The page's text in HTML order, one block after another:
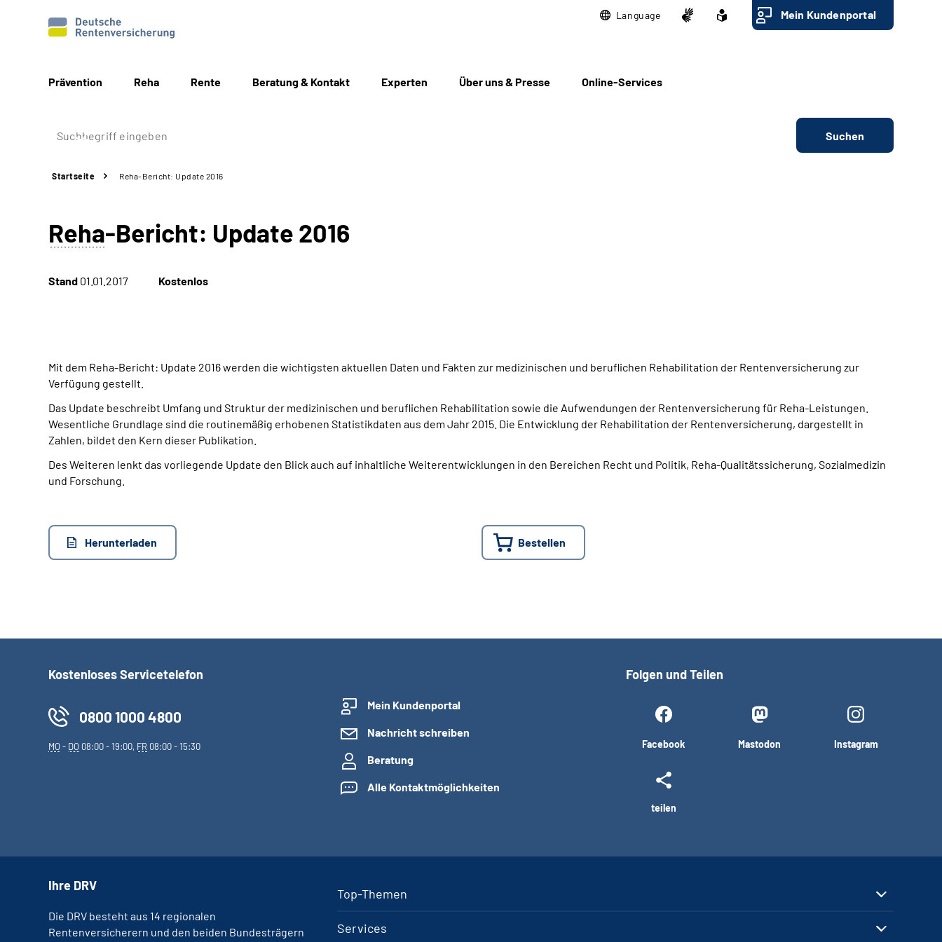
Language Mein Kundenportal
Prävention Reha Rente Beratung & Kontakt Experten Über uns & Presse Online-Services
Suchen
Startseite Reha-Bericht: Update 2016
Reha-Bericht: Update 2016
Stand 01.01.2017 Kostenlos
Mit dem Reha-Bericht: Update 2016 werden die wichtigsten aktuellen Daten und Fakten zur medizinischen und beruflichen Rehabilitation der Rentenversicherung zur
Verfügung gestellt.
Das Update beschreibt Umfang und Struktur der medizinischen und beruflichen Rehabilitation sowie die Aufwendungen der Rentenversicherung für Reha-Leistungen.
Wesentliche Grundlage sind die routinemäßig erhobenen Statistikdaten aus dem Jahr 2015. Die Entwicklung der Rehabilitation der Rentenversicherung, dargestellt in
Zahlen, bildet den Kern dieser Publikation.
Des Weiteren lenkt das vorliegende Update den Blick auch auf inhaltliche Weiterentwicklungen in den Bereichen Recht und Politik, Reha-Qualitätssicherung, Sozialmedizin
und Forschung.
Herunterladen Bestellen
Kostenloses Servicetelefon
0800 1000 4800
MO- DO 08:00 - 19:00, FR 08:00 - 15:30
Mein Kundenportal
Nachricht schreiben
Beratung
Alle Kontaktmöglichkeiten
Folgen und Teilen
Facebook Mastodon Instagram
teilen
Top-Themen
Services
Ihre DRV
Die DRV besteht aus 14 regionalen
Rentenversicherern und den beiden Bundesträgern